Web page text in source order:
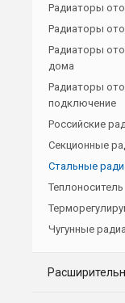
Радиаторы
Радиаторы
Радиаторы
дома
Радиаторы
подключение
Российские
Секционные
Стальные
Теплоноситель
Чугунные